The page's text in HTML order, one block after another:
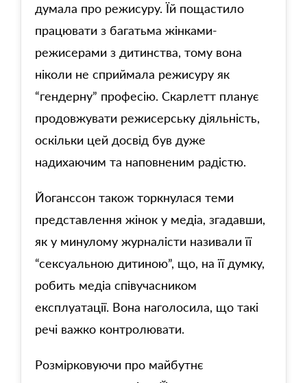
думала про режисуру. Їй пощастило
працювати з багатьма жінками-
режисерами з дитинства, тому вона
ніколи не сприймала режисуру як
“гендерну” професію. Скарлетт планує
продовжувати режисерську діяльність,
оскільки цей досвід був дуже
надихаючим та наповненим радістю.
Йоганссон також торкнулася теми
представлення жінок у медіа, згадавши,
як у минулому журналісти називали її
“сексуальною дитиною”, що, на її думку,
робить медіа співучасником
експлуатації. Вона наголосила, що такі
речі важко контролювати.
Розмірковуючи про майбутнє